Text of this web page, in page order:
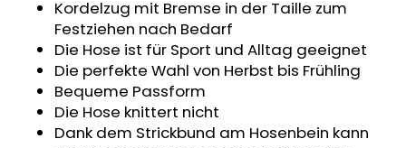
Kordelzug mit Bremse in der Taille zum
Festziehen nach Bedarf
Die Hose ist für Sport und Alltag geeignet
Die perfekte Wahl von Herbst bis Frühling
Bequeme Passform
Die Hose knittert nicht
Dank dem Strickbund am Hosenbein kann